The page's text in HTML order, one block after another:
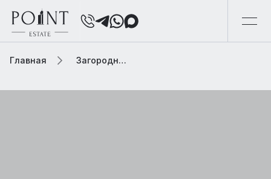
Главная Загородная элитная недвижимость